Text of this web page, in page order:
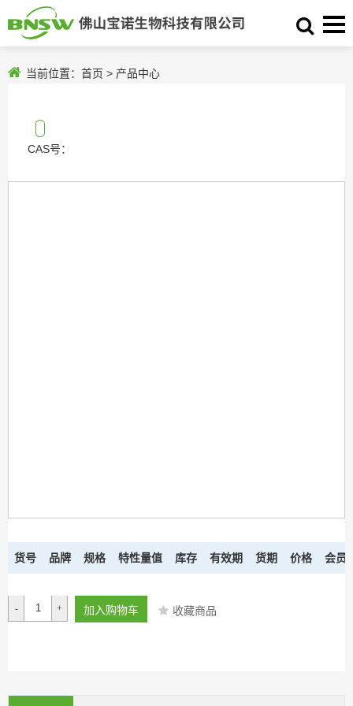
当前位置： 首页 > 产品中心
CAS号：
货号 品牌 规格 特性量值 库存 有效期 货期 价格 会员
- + 加入购物车 收藏商品